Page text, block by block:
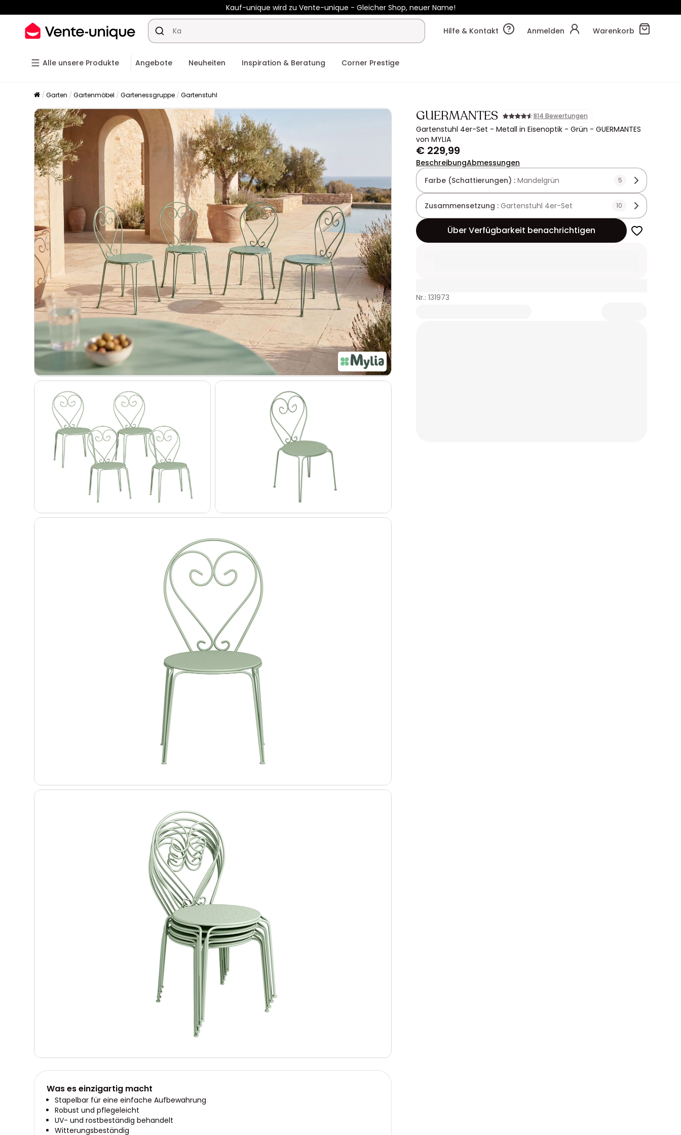
Kauf-unique wird zu Vente-unique - Gleicher Shop, neuer Name!
-10% ab €400 mitHEAT10auf Vente-unique-Produkte Noch:02t
Hilfe & Kontakt
Anmelden Warenkorb
Alle unsere Produkte Angebote Neuheiten Inspiration & Beratung Corner Prestige
Garten Gartenmöbel Gartenessgruppe Gartenstuhl
GUERMANTES 814 Bewertungen
Gartenstuhl 4er-Set - Metall in Eisenoptik - Grün - GUERMANTES
von MYLIA
€ 229,99
BeschreibungAbmessungen
Farbe (Schattierungen) : Mandelgrün 5
Zusammensetzung : Gartenstuhl 4er-Set 10
Über Verfügbarkeit benachrichtigen
Nr.: 131973
Was es einzigartig macht
Stapelbar für eine einfache Aufbewahrung
Robust und pflegeleicht
UV- und rostbeständig behandelt
Witterungsbeständig